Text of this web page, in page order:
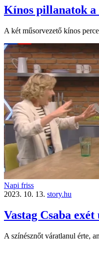
Kínos pillanatok a
A két műsorvezető kínos
Napi friss
2023. 10. 13. story.hu
Vastag Csaba
A színésznőt váratlanul érte,